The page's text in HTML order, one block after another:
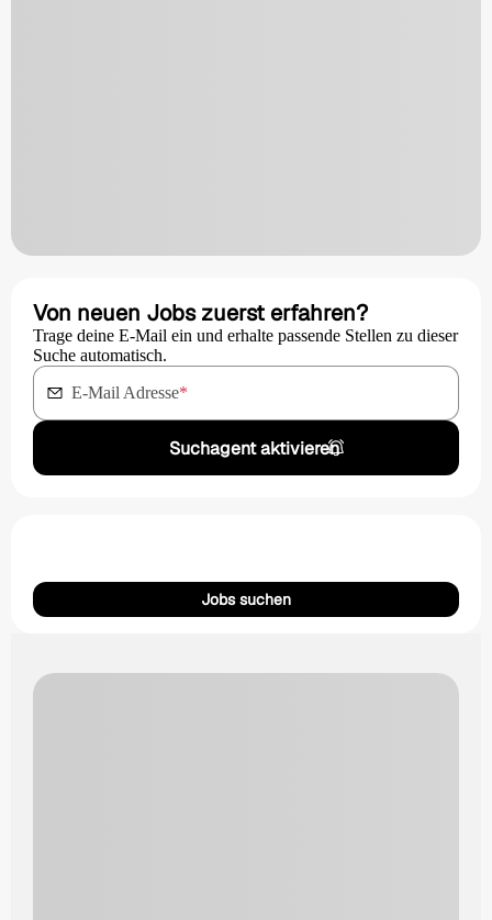
Von neuen Jobs zuerst erfahren?
Trage deine E-Mail ein und erhalte passende Stellen zu dieser
Suche automatisch.
E-Mail Adresse*
Suchagent aktivieren
Jobs suchen